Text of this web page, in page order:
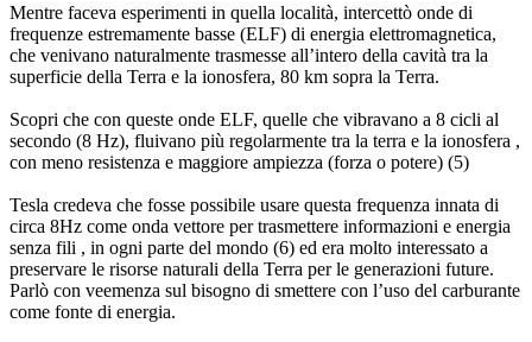
Mentre faceva esperimenti in quella località, intercettò onde di
frequenze estremamente basse (ELF) di energia elettromagnetica,
che venivano naturalmente trasmesse all’intero della cavità tra la
superficie della Terra e la ionosfera, 80 km sopra la Terra.
Scopri che con queste onde ELF, quelle che vibravano a 8 cicli al
secondo (8 Hz), fluivano più regolarmente tra la terra e la ionosfera ,
con meno resistenza e maggiore ampiezza (forza o potere) (5)
Tesla credeva che fosse possibile usare questa frequenza innata di
circa 8Hz come onda vettore per trasmettere informazioni e energia
senza fili , in ogni parte del mondo (6) ed era molto interessato a
preservare le risorse naturali della Terra per le generazioni future.
Parlò con veemenza sul bisogno di smettere con l’uso del carburante
come fonte di energia.